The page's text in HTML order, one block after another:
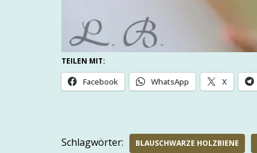
TEILEN MIT:
Facebook WhatsApp X
Schlagwörter: BLAUSCHWARZE HOLZBIENE